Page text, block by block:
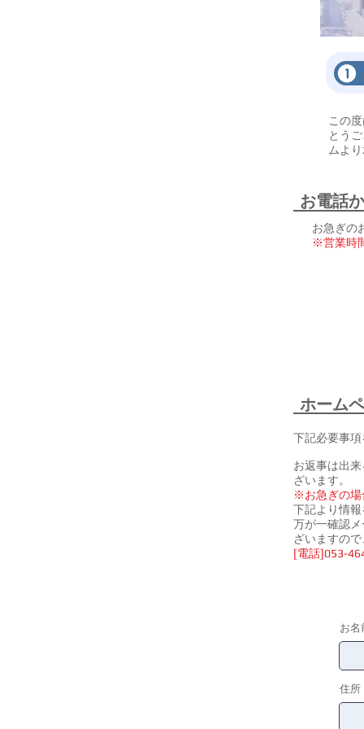
この
とう
ムよ
お電話
お急ぎの
※営業時
ホーム
下記必要事項
お返事は出
ざいます。
※お急ぎの場
下記より情
万が一確認
ざいますの
[電話]053-
お名
住所